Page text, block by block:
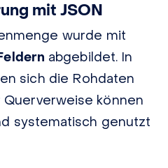
mit JSON
wurde mit
abgebildet. In
sich die Rohdaten
können
systematisch genutzt